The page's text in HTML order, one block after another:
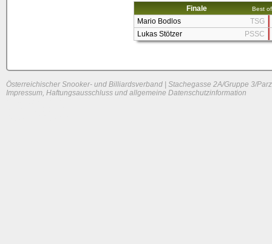
Finale Best
Mario Bodlos
TSG
Lukas Stötzer
PSSC
Österreichischer Snooker- und Billiardsverband | Stachegasse 2A/Gruppe 3/
Impressum, Haftungsausschluss und allgemeine Datenschutzinformation